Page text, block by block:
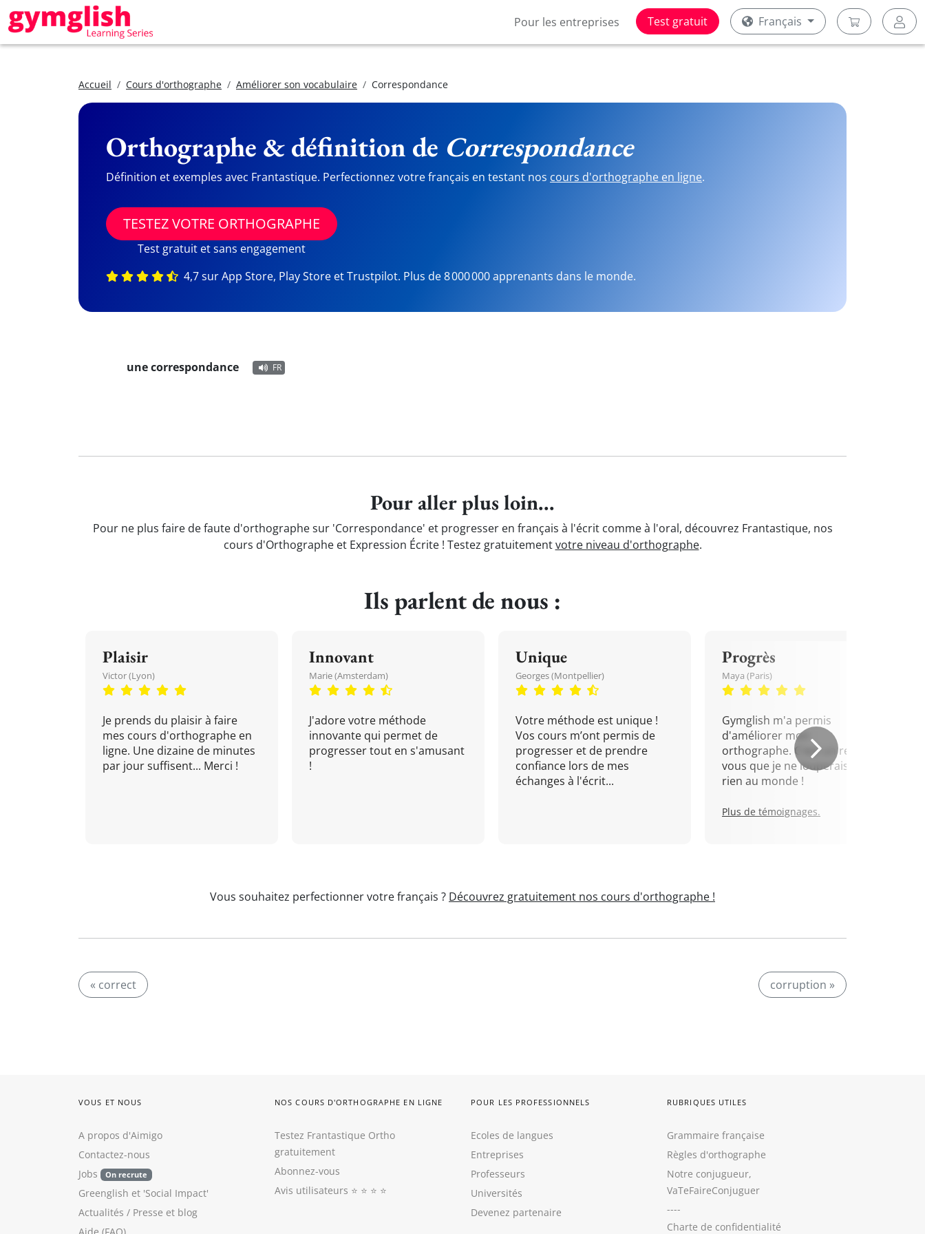
Pour les entreprises Test gratuit Français
Accueil Cours d'orthographe Améliorer son vocabulaire Correspondance
Orthographe & définition de Correspondance
Définition et exemples avec Frantastique. Perfectionnez votre français en testant nos cours d'orthographe en ligne.
TESTEZ VOTRE ORTHOGRAPHE
Test gratuit et sans engagement
4,7 sur App Store, Play Store et Trustpilot. Plus de 8 000 000 apprenants dans le monde.
une correspondance FR
Pour aller plus loin...
Pour ne plus faire de faute d'orthographe sur 'Correspondance' et progresser en français à l'écrit comme à l'oral, découvrez Frantastique, nos
cours d'Orthographe et Expression Écrite ! Testez gratuitementvotre niveau d'orthographe.
Ils parlent de nous :
Plaisir
Victor (Lyon)
Je prends du plaisir à faire
mes cours d'orthographe en
ligne. Une dizaine de minutes
par jour suffisent... Merci !
Innovant
Marie (Amsterdam)
J'adore votre méthode
innovante qui permet de
progresser tout en s'amusant
!
Unique
Georges (Montpellier)
Votre méthode est unique !
Vos cours m’ont permis de
progresser et de prendre
confiance lors de mes
échanges à l'écrit...
Progrès
Maya (Paris)
Gymglish m'a permis
d'améliorer mon
orthographe. C'est un rendez-
vous que je ne louperais pour
rien au monde !
Plus de témoignages.
Vous souhaitez perfectionner votre français ? Découvrez gratuitement nos cours d'orthographe !
« correct corruption »
VOUS ET NOUS
A propos d'Aimigo
Contactez-nous
Jobs
On recrute
Greenglish et 'Social Impact'
Actualités / Presse et blog
NOS COURS D'ORTHOGRAPHE EN LIGNE
Testez Frantastique Ortho
gratuitement
Abonnez-vous
Avis utilisateurs ⭐️ ⭐️ ⭐️ ⭐️
POUR LES PROFESSIONNELS
Ecoles de langues
Entreprises
Professeurs
Universités
Devenez partenaire
RUBRIQUES UTILES
Grammaire française
Règles d'orthographe
Notre conjugueur,
VaTeFaireConjuguer
----
Charte de confidentialité